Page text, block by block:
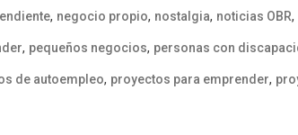
, negocio propio, nostalgia, noticias OBR,
, pequeños negocios, personas con
de autoempleo, proyectos para emprender,